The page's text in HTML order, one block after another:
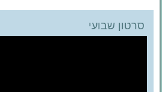
סרטון שבועי